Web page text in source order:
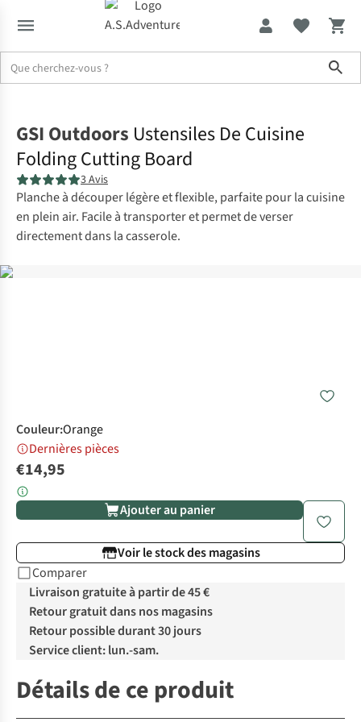
GSI Outdoors Ustensiles De Cuisine
Folding Cutting Board
3 Avis
Planche à découper légère et flexible, parfaite pour la cuisine
en plein air. Facile à transporter et permet de verser
directement dans la casserole.
Couleur:Orange
Dernières pièces
€14,95
Ajouter au panier
Voir le stock des magasins
Comparer
Livraison gratuite à partir de 45 €
Retour gratuit dans nos magasins
Retour possible durant 30 jours
Service client: lun.-sam.
Détails de ce produit